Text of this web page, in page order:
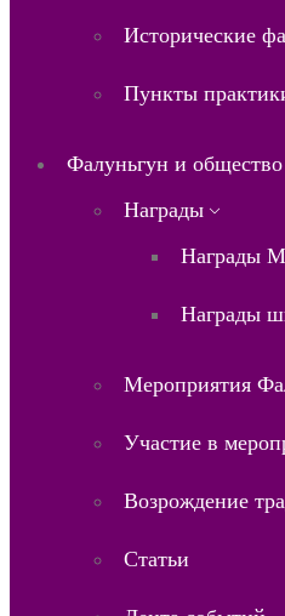
Исторические
Пункты
Фалуньгун и общество
Награды
Награды
Награды
Мероприятия
Участие в
Возрождение
Статьи